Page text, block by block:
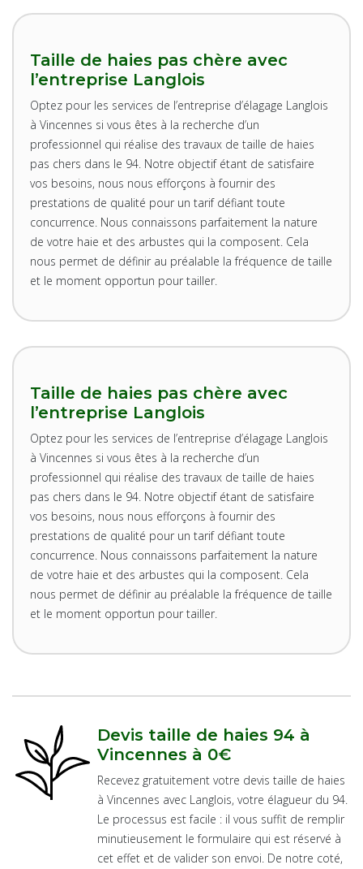
Taille de haies pas chère avec
l’entreprise Langlois
Optez pour les services de l’entreprise d’élagage Langlois
à Vincennes si vous êtes à la recherche d’un
professionnel qui réalise des travaux de taille de haies
pas chers dans le 94. Notre objectif étant de satisfaire
vos besoins, nous nous efforçons à fournir des
prestations de qualité pour un tarif défiant toute
concurrence. Nous connaissons parfaitement la nature
de votre haie et des arbustes qui la composent. Cela
nous permet de définir au préalable la fréquence de taille
et le moment opportun pour tailler.
Taille de haies pas chère avec
l’entreprise Langlois
Optez pour les services de l’entreprise d’élagage Langlois
à Vincennes si vous êtes à la recherche d’un
professionnel qui réalise des travaux de taille de haies
pas chers dans le 94. Notre objectif étant de satisfaire
vos besoins, nous nous efforçons à fournir des
prestations de qualité pour un tarif défiant toute
concurrence. Nous connaissons parfaitement la nature
de votre haie et des arbustes qui la composent. Cela
nous permet de définir au préalable la fréquence de taille
et le moment opportun pour tailler.
Devis taille de haies 94 à
Vincennes à 0€
Recevez gratuitement votre devis taille de haies
à Vincennes avec Langlois, votre élagueur du 94.
Le processus est facile : il vous suffit de remplir
minutieusement le formulaire qui est réservé à
cet effet et de valider son envoi. De notre coté,